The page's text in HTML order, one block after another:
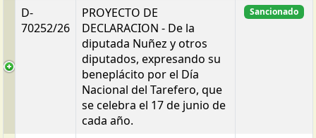
D-
70252/26
PROYECTO DE
DECLARACION - De la
diputada Nuñez y otros
diputados, expresando su
beneplácito por el Día
Nacional del Tarefero, que
se celebra el 17 de junio de
cada año.
Sancionado